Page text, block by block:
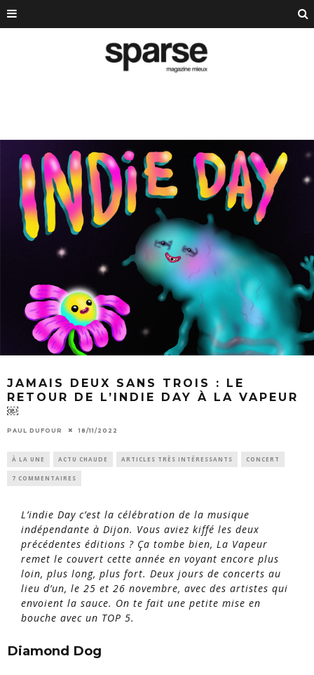
JAMAIS DEUX SANS TROIS : LE
RETOUR DE L’INDIE DAY À LA VAPEUR
￼
PAUL DUFOUR 18/11/2022
À LA UNE ACTU CHAUDE ARTICLES TRÈS INTÉRESSANTS CONCERT
7 COMMENTAIRES
L’indie Day c’est la célébration de la musique
indépendante à Dijon. Vous aviez kiffé les deux
précédentes éditions ? Ça tombe bien, La Vapeur
remet le couvert cette année en voyant encore plus
loin, plus long, plus fort. Deux jours de concerts au
lieu d’un, le 25 et 26 novembre, avec des artistes qui
envoient la sauce. On te fait une petite mise en
bouche avec un TOP 5.
Diamond Dog